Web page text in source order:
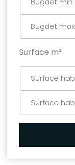
Surface m²